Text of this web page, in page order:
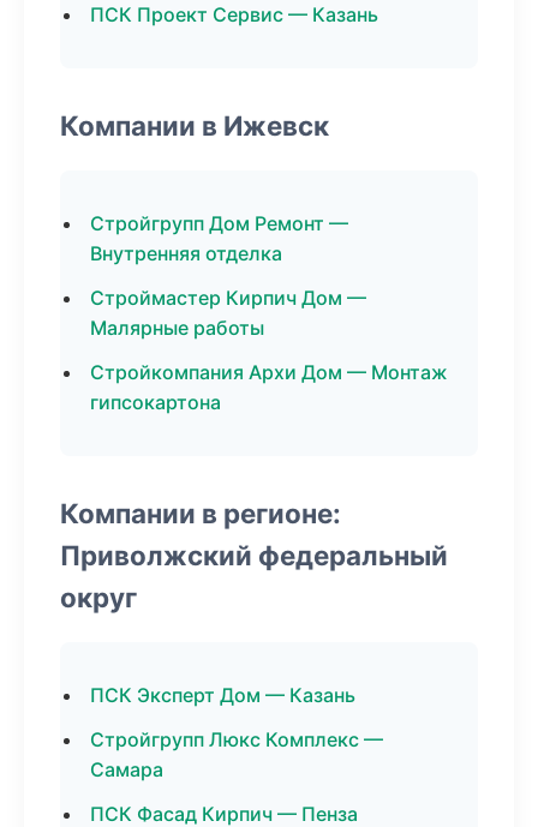
ПСК Проект Сервис — Казань
Компании в Ижевск
Стройгрупп Дом Ремонт —
Внутренняя отделка
Строймастер Кирпич Дом —
Малярные работы
Стройкомпания Архи Дом — Монтаж
гипсокартона
Компании в регионе:
Приволжский федеральный
округ
ПСК Эксперт Дом — Казань
Стройгрупп Люкс Комплекс —
Самара
ПСК Фасад Кирпич — Пенза